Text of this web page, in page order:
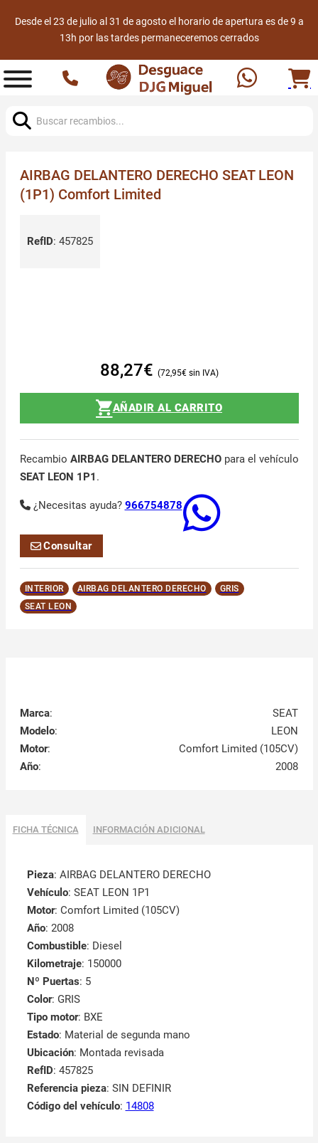
Desde el 23 de julio al 31 de agosto el horario de apertura es de 9 a
13h por las tardes permaneceremos cerrados
AIRBAG DELANTERO DERECHO SEAT LEON
(1P1) Comfort Limited
RefID: 457825
88,27€ 72,95€
AÑADIR AL CARRITO
Recambio AIRBAG DELANTERO DERECHOpara el vehículo
SEAT LEON 1P1 .
¿Necesitas ayuda? 966754878
Consultar
INTERIOR AIRBAG DELANTERO DERECHO
GRIS
SEAT LEON
Marca:
SEAT
Modelo:
LEON
Motor:
Comfort Limited (105CV)
Año: 2008
FICHA TÉCNICA INFORMACIÓN ADICIONAL
Pieza: AIRBAG DELANTERO DERECHO
Vehículo: SEAT LEON 1P1
Motor: Comfort Limited (105CV)
Año: 2008
Combustible: Diesel
Kilometraje: 150000
Nº Puertas: 5
Color: GRIS
Tipo motor: BXE
Estado: Material de segunda mano
Ubicación: Montada revisada
RefID: 457825
Referencia pieza: SIN DEFINIR
Código del vehículo: 14808